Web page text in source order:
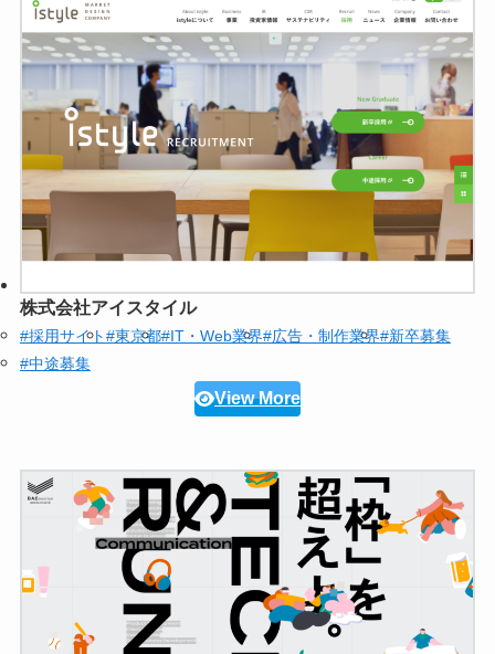
株式会社アイスタイル
#採用サイト#東京都#IT・Web業界#広告・制作業界#新卒募集
#中途募集
View More